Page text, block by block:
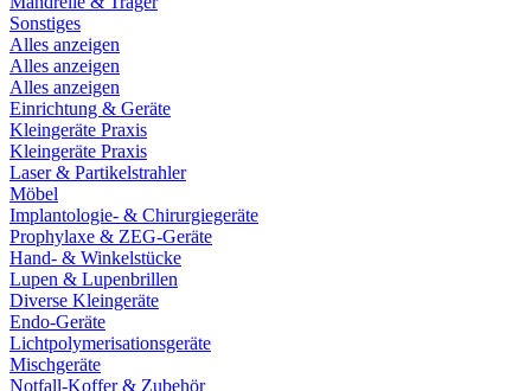
Sonstiges
Alles anzeigen
Alles anzeigen
Alles anzeigen
Einrichtung & Geräte
Kleingeräte Praxis
Kleingeräte Praxis
Laser & Partikelstrahler
Möbel
Implantologie- & Chirurgiegeräte
Prophylaxe & ZEG-Geräte
Hand- & Winkelstücke
Lupen & Lupenbrillen
Diverse Kleingeräte
Endo-Geräte
Lichtpolymerisationsgeräte
Mischgeräte
Notfall-Koffer & Zubehör